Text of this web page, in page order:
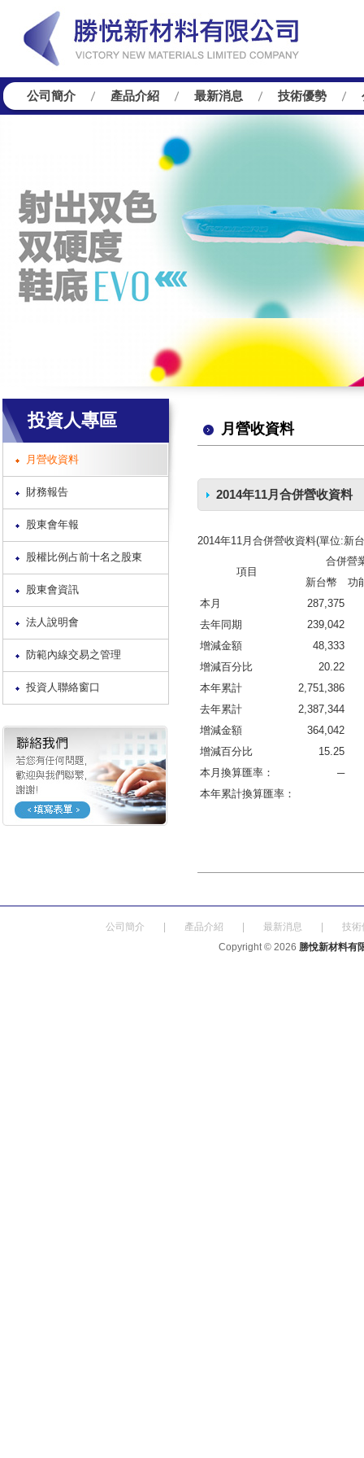
公司簡介 產品介紹 最新消息 技術優勢
投資人專區
月營收資料
財務報告
股東會年報
股權比例占前十名之股東
股東會資訊
法人說明會
防範內線交易之管理
投資人聯絡窗口
月營收資料
2014年11月合併營收資料
2014年11月合併營收資料(單位:新
項目
合併營
新台幣
功
本月
287,375
去年同期
239,042
增減金額
48,333
增減百分比
20.22
本年累計
2,751,386
去年累計
2,387,344
增減金額
364,042
增減百分比
15.25
本月換算匯率：
─
本年累計換算匯率：
公司簡介 產品介紹 最新消息 |技術
Copyright © 2026 勝悅新材料有